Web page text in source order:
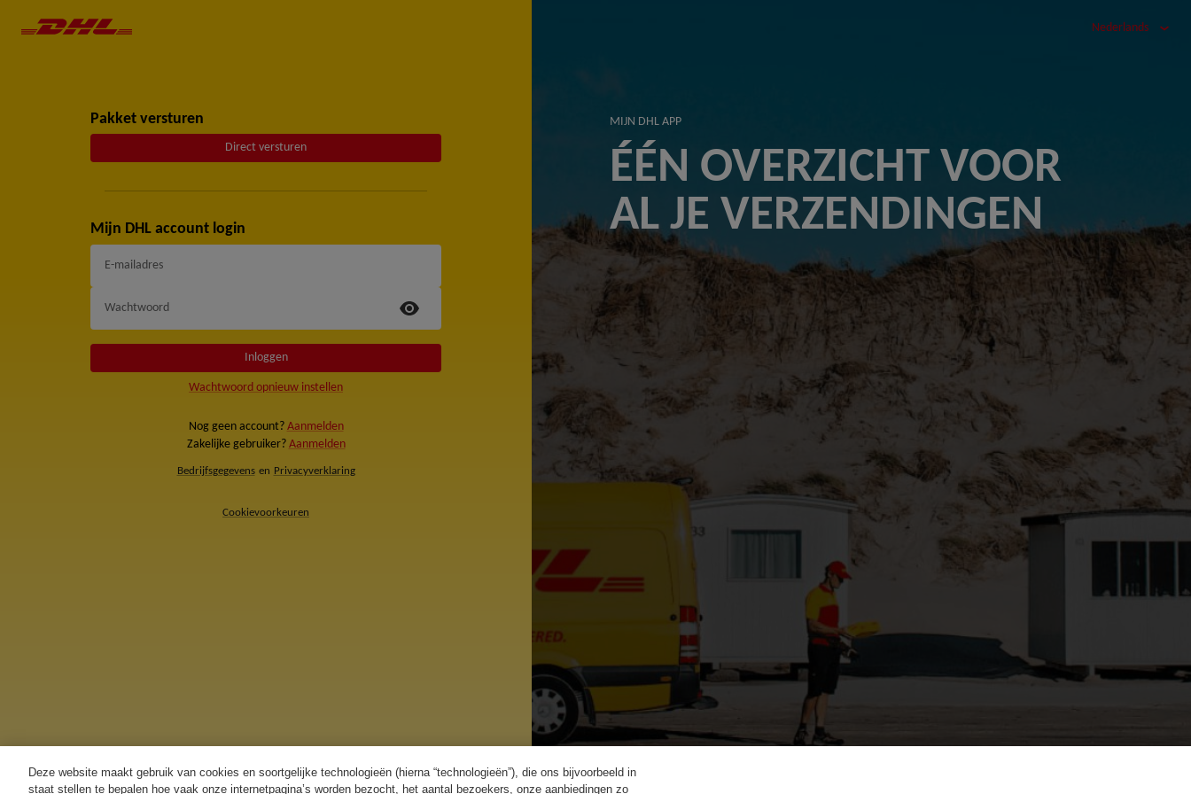
Nederlands
Pakket versturen
Direct versturen
Mijn DHL account login
E-mailadres
Wachtwoord
Inloggen
Wachtwoord opnieuw instellen
Nog geen account? Aanmelden
Zakelijke gebruiker? Aanmelden
Bedrijfsgegevens en Privacyverklaring
Cookievoorkeuren
MIJN DHL APP
ÉÉN OVERZICHT VOOR
AL JE VERZENDINGEN
Deze website maakt gebruik van cookies en soortgelijke technologieën (hierna “technologieën”), die ons bijvoorbeeld in
staat stellen te bepalen hoe vaak onze internetpagina’s worden bezocht, het aantal bezoekers, onze aanbiedingen zo